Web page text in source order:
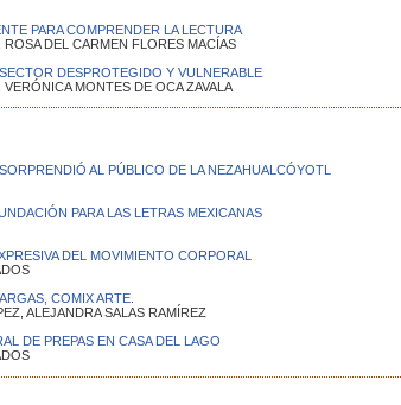
PARA COMPRENDER LA LECTURA
DEL CARMEN FLORES MACÍAS
DESPROTEGIDO Y VULNERABLE
MONTES DE OCA ZAVALA
AL PÚBLICO DE LA NEZAHUALCÓYOTL
PARA LAS LETRAS MEXICANAS
DEL MOVIMIENTO CORPORAL
COMIX ARTE.
ALEJANDRA SALAS RAMÍREZ
DE PREPAS EN CASA DEL LAGO